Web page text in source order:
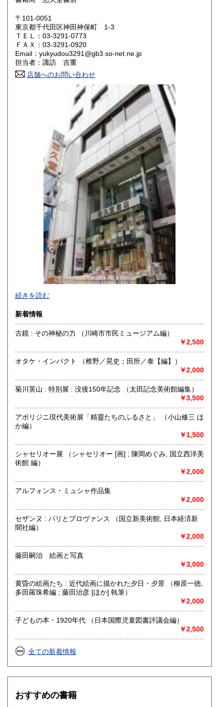
岡山県
山口県 430円
香川県 430円 愛媛県
高知県 430円
430円 長崎県
430円 大分県
430円 鹿児島県
430円
〒101-0051
東京都千代田区神田神保町 1-3
ＴＥＬ：03-3291-0773
ＦＡＸ：03-3291-0920
Email：yukyudou3291@gb3.so-net.ne.jp
担当者：諏訪 吉重
店舗へのお問い合わせ
神保町駅から靖国通り沿い右側を駿河台に向けて歩いていき
カーブに差し掛かると白いビルに悠久堂の看板が見えます。
通り沿いのショーケースには中国の美術書や美術全集が各種
店内には山岳書・料理書・書道・美術関係の本など趣味に関
する本が
お探しの本等ございましたら、お気軽にお尋ねください。
常時宅配買取、出張買取、宅配買取も行っておりますので、
お問い合わせください。
沿線名：都営新宿線・三田線 東京メトロ半蔵門線 JR総武線
最寄駅：神保町駅A7出口徒歩3分 御茶ノ水駅徒歩9分
営業時間：平日・祭日共に 11時から18時まで
定休日：日曜定休・年末年始 (休業日:12月28日から1月4日)
書籍の買取について
まずは電話かメール、ホームページのフォーマットからご連
絡ください。
自然科学、美術工芸、趣味、サブカルチャー、古書一般（そ
山岳・料理・中国美術・書道・美術展カタログ
続きを読む
新着情報
古鏡 : その神秘の力 （川崎市市民ミュージアム編）
￥2,500
オタケ・インパクト （椎野／晃史；田所／泰【編】）
￥2,000
菊川英山 : 特別展 : 没後150年記念 （太田記念美術館編集）
￥3,500
アボリジニ現代美術展「精靈たちのふるさと」 （小山修三 ほ
か編）
￥1,500
シャセリオー展 （シャセリオー [画] ; 陳岡めぐみ, 国立西洋美
術館 編）
￥2,000
アルフォンス・ミュシャ作品集
￥2,000
セザンヌ : パリとプロヴァンス （国立新美術館, 日本経済新
聞社編）
￥2,000
藤田嗣治 絵画と写真
￥3,000
黄昏の絵画たち : 近代絵画に描かれた夕日・夕景 （柳原一徳,
多田羅珠希編 ; 藤田治彦 [ほか] 執筆）
￥2,000
子どもの本・1920年代 （日本国際児童図書評議会編）
￥2,500
全ての新着情報
おすすめの書籍